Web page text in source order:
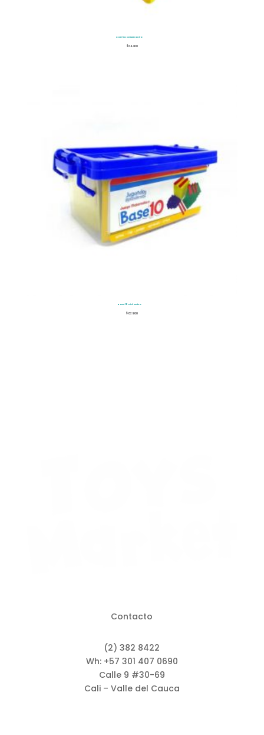
Carrito De Mercado
$34.400
Base 10 Didactico
$67.900
Contacto
(2) 382 8422
Wh: +57 301 407 0690
Calle 9 #30-69
Cali – Valle del Cauca